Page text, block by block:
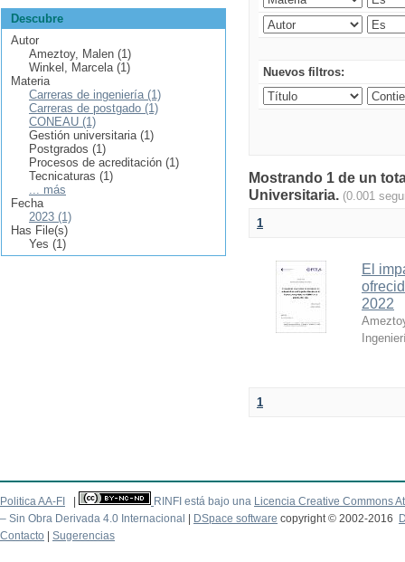
Nuevos filtros:
Mostrando 1 de un
Universitaria. (0.001
1
El
2022
1
Descubre
Autor
Ameztoy, Malen (1)
Winkel, Marcela (1)
Materia
Carreras de ingeniería (1)
Carreras de postgado (1)
CONEAU (1)
Gestión universitaria (1)
Postgrados (1)
Procesos de acreditación (1)
Tecnicaturas (1)
... más
Fecha
2023 (1)
Has File(s)
Yes (1)
Politica AA-FI RINFI está bajo una Licencia Creative Commons
– Sin Obra Derivada 4.0 Internacional
DSpace software copyright © 2002-2016
Contacto
Sugerencias